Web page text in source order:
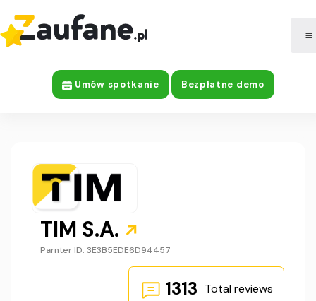
Umów spotkanie Bezpłatne demo
Company Information
TIM S.A.
Parnter ID: 3E3B5EDE6D94457
1313 Total reviews